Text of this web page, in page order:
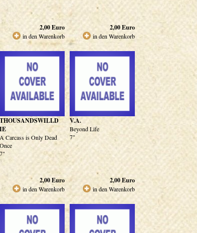
2,00Euro
in den Warenkorb
2,00Euro
in den Warenkorb
THOUSANDSWILLD
IE
A Carcass is Only Dead
Once
7"
2,00Euro
in den Warenkorb
V.A.
Beyond Life
7"
2,00Euro
in den Warenkorb